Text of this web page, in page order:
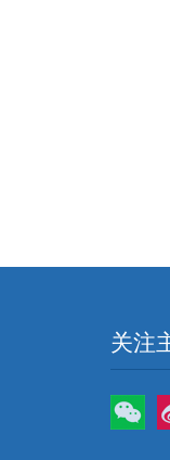
关注
微